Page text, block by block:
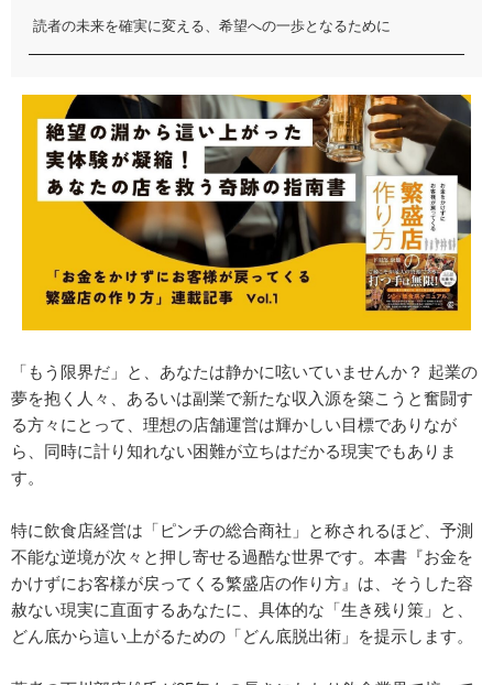
読者の未来を確実に変える、希望への一歩となるために
「もう限界だ」と、あなたは静かに呟いていませんか？ 起業の
夢を抱く人々、あるいは副業で新たな収入源を築こうと奮闘す
る方々にとって、理想の店舗運営は輝かしい目標でありなが
ら、同時に計り知れない困難が立ちはだかる現実でもありま
す。
特に飲食店経営は「ピンチの総合商社」と称されるほど、予測
不能な逆境が次々と押し寄せる過酷な世界です。本書『お金を
かけずにお客様が戻ってくる繁盛店の作り方』は、そうした容
赦ない現実に直面するあなたに、具体的な「生き残り策」と、
どん底から這い上がるための「どん底脱出術」を提示します。